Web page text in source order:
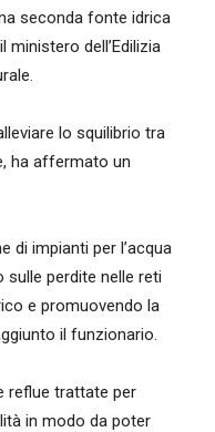
seconda fonte idrica
ministero dell’Edilizia
lo squilibrio tra
ha affermato un
di impianti per l’acqua
perdite nelle reti
e promuovendo la
il funzionario.
reflue trattate per
in modo da poter